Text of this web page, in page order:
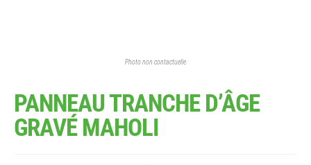
Photo non contactuelle
PANNEAU TRANCHE D’ÂGE
GRAVÉ MAHOLI